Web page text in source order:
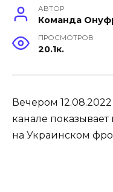
АВТОР
Команда
ПРОСМОТРОВ
20.1к.
Вечером
канале
на Украинском